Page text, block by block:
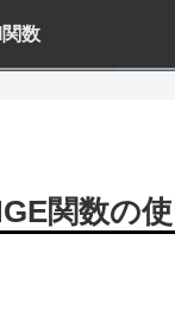
数
関数の